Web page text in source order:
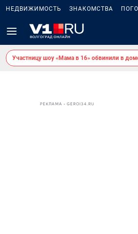
НЕДВИЖИМОСТЬ ЗНАКОМСТВА
Участницу шоу «Мама в 16» обвинили в
РЕКЛАМА • GEROI34.RU